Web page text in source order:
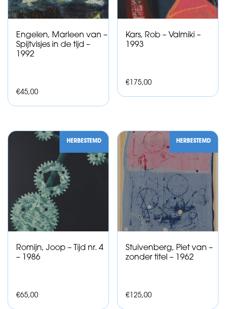
Engelen, Marleen van –
Spijtvisjes in de tijd –
1992
€45,00
Kars, Rob – Valmiki –
1993
€ 175,00
HERBESTEMD
Romijn, Joop – Tijd nr. 4
– 1986
€65,00
HERBESTEMD
Stuivenberg, Piet van –
zonder titel – 1962
€ 125,00